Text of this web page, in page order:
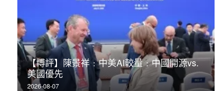
【博評】陳景祥﹕中美AI較量﹕中國開源vs.
美國優先
2026-08-07